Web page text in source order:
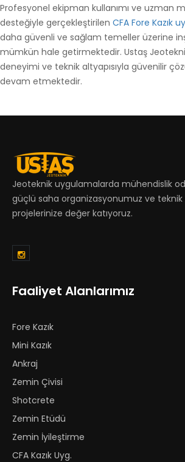
Profesyonel ekipman kullanımı ve uzman
desteğiyle gerçekleştirilen CFA Fore Kazık
daha güvenli ve sağlam temeller üzerine
mümkün hale getirmektedir. Ustaş
deneyimi ve teknik altyapısıyla güvenilir
devam etmektedir.
Jeoteknik uygulamalarda mühendislik
güçlü saha organizasyonumuz ve teknik
projelerinize değer katıyoruz.
Faaliyet Alanlarımız
Fore Kazık
Mini Kazık
Ankraj
Zemin Çivisi
Shotcrete
Zemin Etüdü
Zemin İyileştirme
CFA Kazık Uyg.